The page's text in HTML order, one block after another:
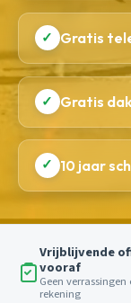
✓ Gratis
✓ Gratis
✓ 10 jaar
Vrijblijvende
vooraf
Geen
rekening